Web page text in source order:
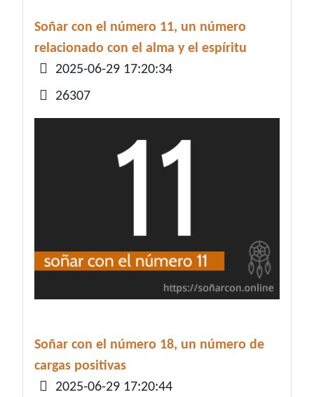
Soñar con el número 11, un número
relacionado con el alma y el espíritu
Detalles
2025-06-29 17:20:34
26307
Soñar con el número 18, un número de
cargas positivas
Detalles
2025-06-29 17:20:44